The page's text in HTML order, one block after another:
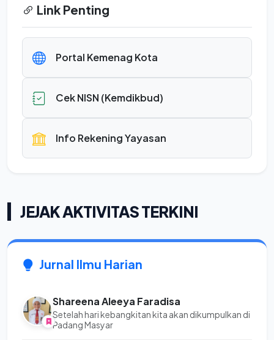
Link Penting
Portal Kemenag Kota
Cek NISN (Kemdikbud)
Info Rekening Yayasan
JEJAK AKTIVITAS TERKINI
Jurnal Ilmu Harian
Shareena Aleeya Faradisa
Setelah hari kebangkitan kita akan dikumpulkan di
Padang Masyar